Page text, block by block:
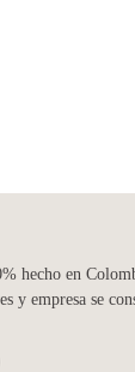
hecho en
y empresa se